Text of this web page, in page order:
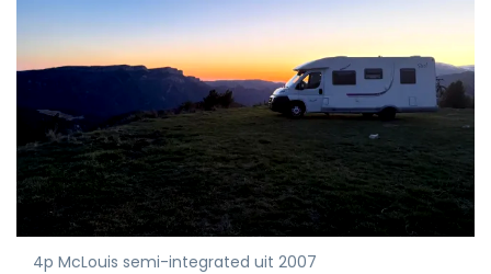
4p McLouis semi-integrated uit 2007